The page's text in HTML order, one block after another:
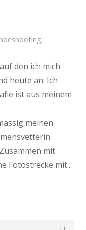
,
den ich mich
heute an. Ich
ist aus meinem
meinen
mit
Fotostrecke mit...